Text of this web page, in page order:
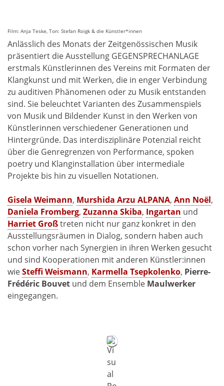
Film: Anja Teske, Ton: Stefan Roigk & die Künstler*innen
Anlässlich des Monats der Zeitgenössischen Musik
präsentiert die Ausstellung GEGENSPRECHANLAGE
erstmals Künstlerinnen des Vereins mit Formaten der
Klangkunst und mit Werken, die in enger Verbindung
zu auditiven Phänomenen oder zu Musik entstanden
sind. Sie beleuchtet Varianten des Zusammenspiels
von Musik und Bildender Kunst in den Werken von
Künstlerinnen verschiedener Generationen und
Hintergründe. Das interdisziplinäre Potenzial reicht
über die Genregrenzen von Performance, spoken
poetry und Klanginstallation über intermediale
Projekte bis hin zu visuellen Notationen.
Gisela Weimann, Murshida Arzu ALPANA, Ann Noël,
Daniela Fromberg, Zuzanna Skiba, Ingartan und
Harriet Großtreten nicht nur ganz konkret in den
Ausstellungsräumen in Dialog, sondern haben auch
schon vorher nach Synergien in ihren Werken gesucht
und sind Kooperationen mit anderen Künstler:innen
wieSteffi Weismann, Karmella Tsepkolenko, Pierre-
Frédéric Bouvet und dem Ensemble Maulwerker
eingegangen.